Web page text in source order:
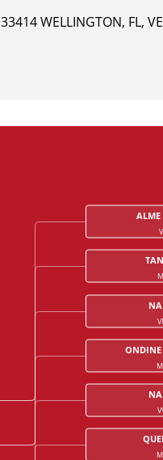
WELLINGTON, FL,
ALME
ONDINE